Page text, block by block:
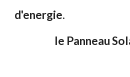
d'energie.
le Panneau